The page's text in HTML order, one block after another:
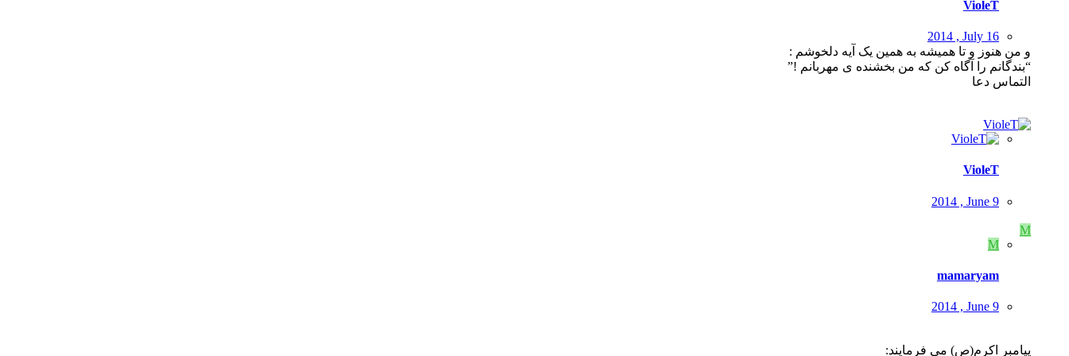
VioleT
2014 , July 16
و من هنوز و تا همیشه به همین یک آیه دلخوشم :
“بندگانم را آگاه کن که من بخشنده ی مهربانم !”
التماس دعا
VioleT
2014 , June 9
M
M
mamaryam
2014 , June 9
پیامبر اکرم(ص) می فرمایند: